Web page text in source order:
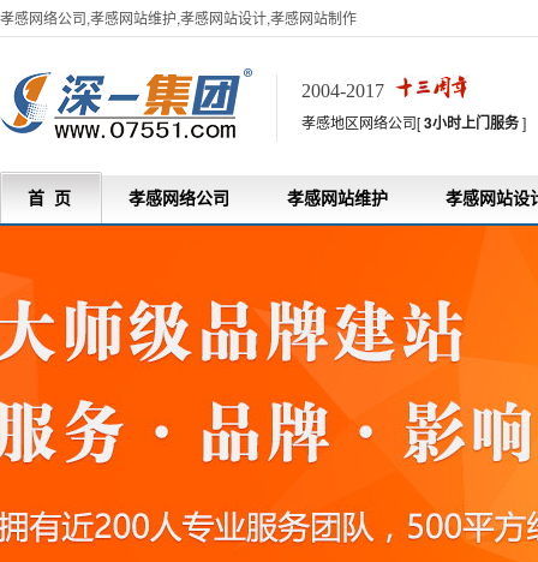
孝感网络公司,孝感网站维护,孝感网站设计,孝感网站制作
2004-2017
孝感地区网络公司[3小时上门服务]
首 页 孝感网络公司 孝感网站维护 孝感网站设